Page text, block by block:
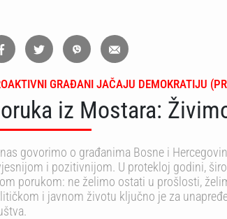
GRAĐANI JAČAJU DEMOKRATIJU
iz Mostara:
govorimo o građanima Bosne i
i pozitivnijom. U protekloj godini,
porukom: ne želimo ostati u prošlosti,
i javnom životu ključno je za